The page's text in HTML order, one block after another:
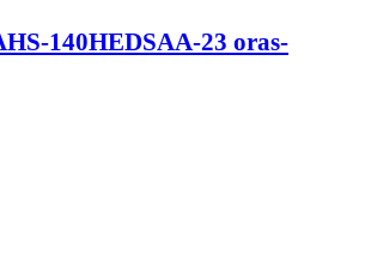
140HEDSAA-23 oras-